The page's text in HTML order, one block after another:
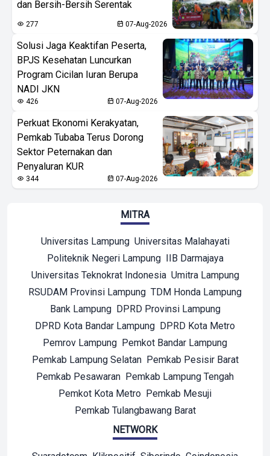
dan Bersih-Bersih Serentak
277 07-Aug-2026
Solusi Jaga Keaktifan Peserta,
BPJS Kesehatan Luncurkan
Program Cicilan Iuran Berupa
NADI JKN
426 07-Aug-2026
Perkuat Ekonomi Kerakyatan,
Pemkab Tubaba Terus Dorong
Sektor Peternakan dan
Penyaluran KUR
344 07-Aug-2026
MITRA
Universitas Lampung Universitas Malahayati
Politeknik Negeri Lampung IIB Darmajaya
Universitas Teknokrat Indonesia Umitra Lampung
RSUDAM Provinsi Lampung TDM Honda Lampung
Bank Lampung DPRD Provinsi Lampung
DPRD Kota Bandar Lampung DPRD Kota Metro
Pemrov Lampung Pemkot Bandar Lampung
Pemkab Lampung Selatan Pemkab Pesisir Barat
Pemkab Pesawaran Pemkab Lampung Tengah
Pemkot Kota Metro Pemkab Mesuji
Pemkab Tulangbawang Barat
NETWORK